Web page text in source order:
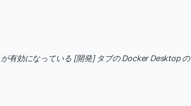
有効になっている [開発] タブの Docker Desktop の